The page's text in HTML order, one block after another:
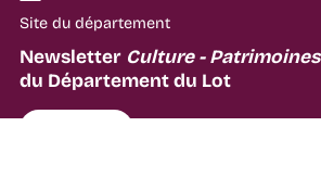
Site du département
Newsletter Culture - Patrimoines
du Département du Lot